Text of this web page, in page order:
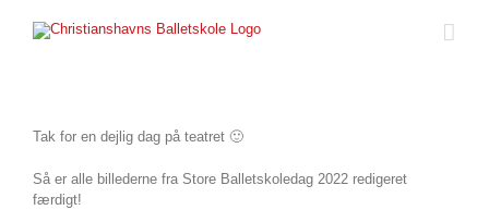
Tak for en dejlig dag på teatret 🙂
Så er alle billederne fra Store Balletskoledag 2022 redigeret
færdigt!